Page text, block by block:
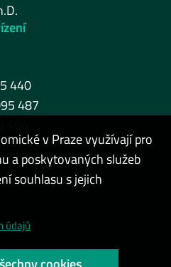
440
487
údajů
v Praze využívají pro
a poskytovaných služeb
souhlasu s jejich
údajů